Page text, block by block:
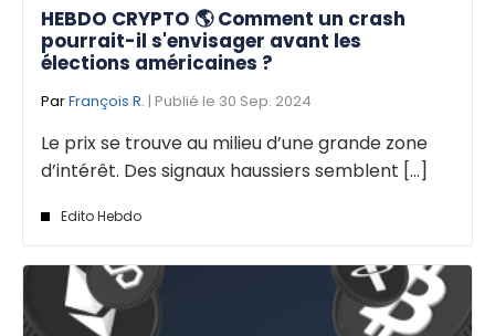
HEBDO CRYPTO 🌎 Comment un crash
pourrait-il s'envisager avant les
élections américaines ?
ParFrançois R. | Publié le 30 Sep. 2024
Le prix se trouve au milieu d’une grande zone
d’intérêt. Des signaux haussiers semblent [...]
Edito Hebdo